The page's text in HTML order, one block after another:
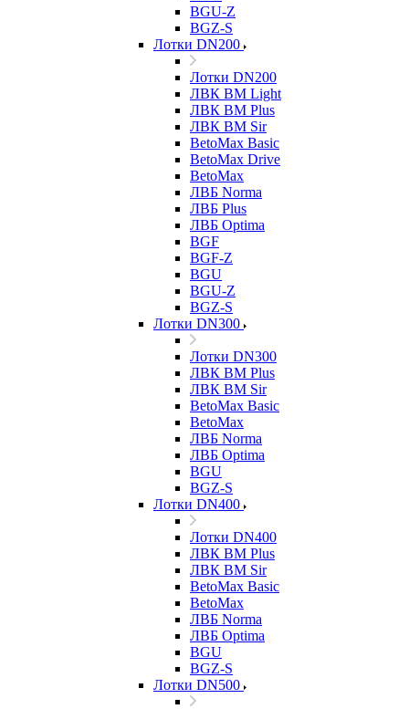
BGU-Z
BGZ-S
Лотки DN200
Лотки DN200
ЛВК ВМ Light
ЛВК ВМ Plus
ЛВК ВМ Sir
BetoMax Basic
BetoMax Drive
BetoMax
ЛВБ Norma
ЛВБ Plus
ЛВБ Optima
BGF
BGF-Z
BGU
BGU-Z
BGZ-S
Лотки DN300
Лотки DN300
ЛВК ВМ Plus
ЛВК ВМ Sir
BetoMax Basic
BetoMax
ЛВБ Norma
ЛВБ Optima
BGU
BGZ-S
Лотки DN400
Лотки DN400
ЛВК ВМ Plus
ЛВК ВМ Sir
BetoMax Basic
BetoMax
ЛВБ Norma
ЛВБ Optima
BGU
BGZ-S
Лотки DN500